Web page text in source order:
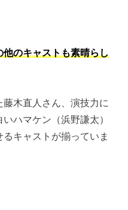
のキャストも素晴らし
木直人さん、演技力に
ハマケン（浜野謙太）
キャストが揃っていま